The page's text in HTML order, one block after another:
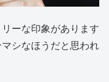
ーな印象があります
シなほうだと思われ